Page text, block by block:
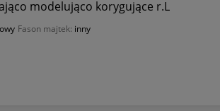
modelująco korygujące r.L
Fason majtek: inny